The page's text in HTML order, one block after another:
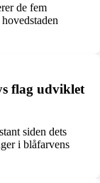
de fem
flag udviklet
siden dets
i blåfarvens